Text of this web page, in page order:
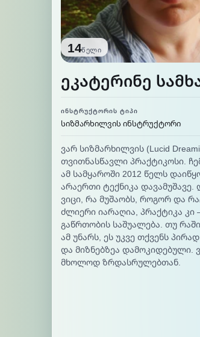
14წელი
ეკატერინე
ᲘᲜᲡᲢᲠᲣᲥᲢᲝᲠᲘᲡ ᲢᲘᲞᲘ
სიზმარხილვის ინსტრუქტორი
ვარ სიზმარხილვის (Lucid
თვითნასწავლი პრაქტიკოსი.
ამ სამყაროში 2012 წელს
არაერთი ტექნიკა
ვიცი, რა მუშაობს, როგორ და
ძლიერი იარაღია, პრაქტიკა კი
გაწრთობის საშუალება. თუ
ამ უნარს, ეს უკვე თქვენს
და მიზნებზეა დამოკიდებული.
მხოლოდ ზრდასრულებთან.